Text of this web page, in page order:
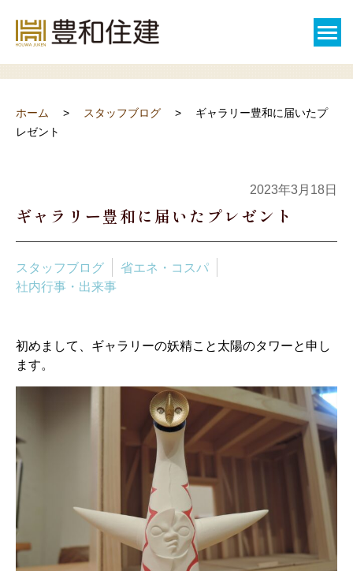
スタッフブログ
ホーム スタッフブログ
ギャラリー豊和に届いたプ
レゼント
2023年3月18日
ギャラリー豊和に届いたプレゼント
スタッフブログ
省エネ・コスパ
社内行事・出来事
初めまして、ギャラリーの妖精こと太陽のタワーと申し
ます。